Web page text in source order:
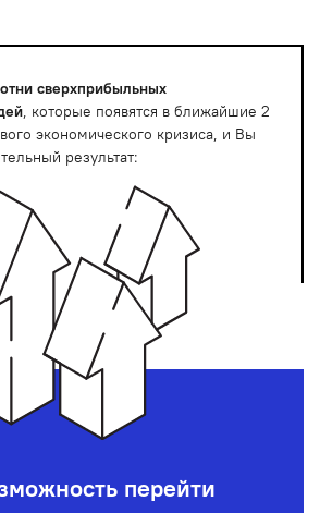
сверхприбыльных
, которые появятся в ближайшие 2
экономического кризиса, и Вы
результат:
перейти